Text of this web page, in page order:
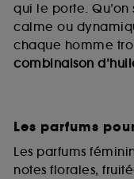
qui le porte.
calme ou
chaque homme
combinaison
Les parfums
Les parfums
notes florales,